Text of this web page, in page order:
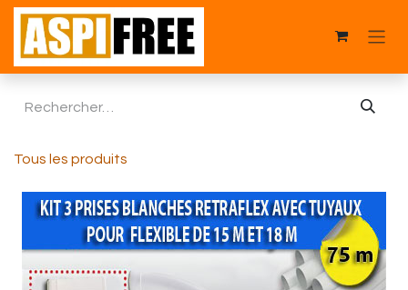
Se rendre au contenu
Tous les produits